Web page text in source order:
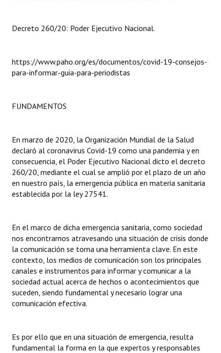
Proyectos Presentados
Actas de Sesión
NORMATIVA
Comunicaciones
Declaraciones
Resoluciones de Presidencia
INSTITUCIONAL
Antiguos Pobladores
Noticias Destacadas
Datos Históricos
Decreto 260/20: Poder Ejecutivo Nacional.
https://www.paho.org/es/documentos/covid-19-consejos-
para-informar-guia-para-periodistas
FUNDAMENTOS
En marzo de 2020, la Organización Mundial de la Salud
declaró al coronavirus Covid-19 como una pandemia y en
consecuencia, el Poder Ejecutivo Nacional dicto el decreto
260/20, mediante el cual se amplió por el plazo de un año
en nuestro país, la emergencia pública en materia sanitaria
establecida por la ley 27541.
En el marco de dicha emergencia sanitaria, como sociedad
nos encontramos atravesando una situación de crisis donde
la comunicación se torna una herramienta clave. En este
contexto, los medios de comunicación son los principales
canales e instrumentos para informar y comunicar a la
sociedad actual acerca de hechos o acontecimientos que
suceden, siendo fundamental y necesario lograr una
comunicación efectiva.
Es por ello que en una situación de emergencia, resulta
fundamental la forma en la que expertos y responsables